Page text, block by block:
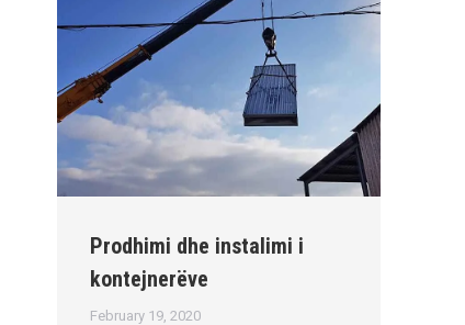
Prodhimi dhe instalimi i
kontejnerëve
February 19, 2020